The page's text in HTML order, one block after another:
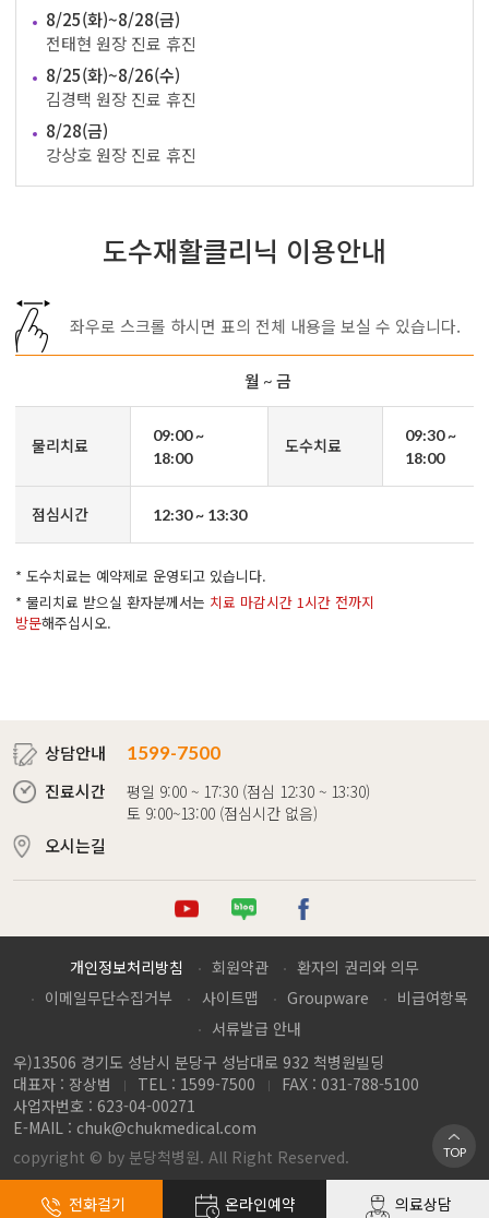
8/25(화)~8/28(금)
전태현 원장 진료 휴진
8/25(화)~8/26(수)
김경택 원장 진료 휴진
8/28(금)
강상호 원장 진료 휴진
도수재활클리닉 이용안내
좌우로 스크롤 하시면 표의 전체 내용을 보실 수 있습니다.
월 ~ 금
물리치료
09:00 ~
18:00
도수치료
09:30 ~
18:00
점심시간 12:30 ~ 13:30
* 도수치료는 예약제로 운영되고 있습니다.
* 물리치료 받으실 환자분께서는 치료 마감시간 1시간 전까지
방문해주십시오.
상담안내
1599-7500
진료시간
평일 9:00 ~ 17:30 (점심 12:30 ~ 13:30)
토 9:00~13:00 (점심시간 없음)
오시는길
튜브 로그 이스북
개인정보처리방침 회원약관
환자의 권리와 의무
이메일무단수집거부
사이트맵 Groupware
비급여항목
서류발급 안내
우)13506 경기도 성남시 분당구 성남대로 932 척병원빌딩
대표자 : 장상범
TEL : 1599-7500
FAX : 031-788-5100
사업자번호 : 623-04-00271
E-MAIL : chuk@chukmedical.com
copyright © by 분당척병원. All Right Reserved.
TOP
전화걸기 온라인예약 의료상담